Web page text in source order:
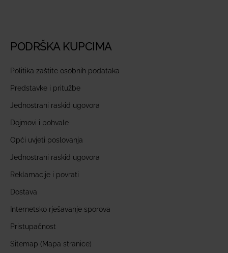
PODRŠKA KUPCIMA
Politika zaštite osobnih podataka
Predstavke i pritužbe
Jednostrani raskid ugovora
Dojmovi i pohvale
Opći uvjeti poslovanja
Jednostrani raskid ugovora
Reklamacije i povrati
Dostava
Internetsko rješavanje sporova
Pristupačnost
Sitemap (Mapa stranice)